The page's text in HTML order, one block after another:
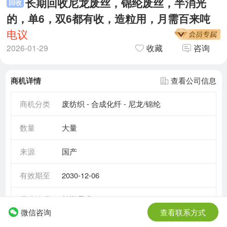
回收
的，单6，双6都有收，造粒用，月需百来吨
电议
2026-01-29 收藏 咨询
商机详情 查看公司信息
商机分类 废纺织 - 合成化纤 - 尼龙/锦纶
数量 大量
来源 国产
有效期至 2030-12-06
需求情况 长期需求
微信咨询 查看联系方式